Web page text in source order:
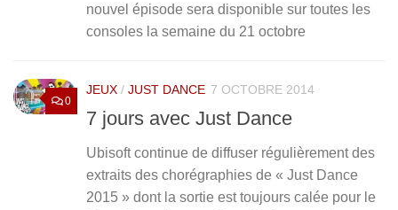
nouvel épisode sera disponible sur toutes les
consoles la semaine du 21 octobre
0
JEUX / JUST DANCE 7 OCTOBRE 2014
7 jours avec Just Dance
Ubisoft continue de diffuser régulièrement des
extraits des chorégraphies de « Just Dance
2015 » dont la sortie est toujours calée pour le